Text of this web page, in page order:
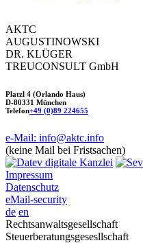
AKTC
AUGUSTINOWSKI
DR. KLÜGER
TREUCONSULT GmbH
Platzl 4 (Orlando Haus)
D-80331 München
Telefon+49 (0)89 224655
e-Mail: info@aktc.info
(keine Mail bei Fristsachen)
Impressum
Datenschutz
eMail-security
de en
Rechtsanwaltsgesellschaft
Steuerberatungsgesesllschaft